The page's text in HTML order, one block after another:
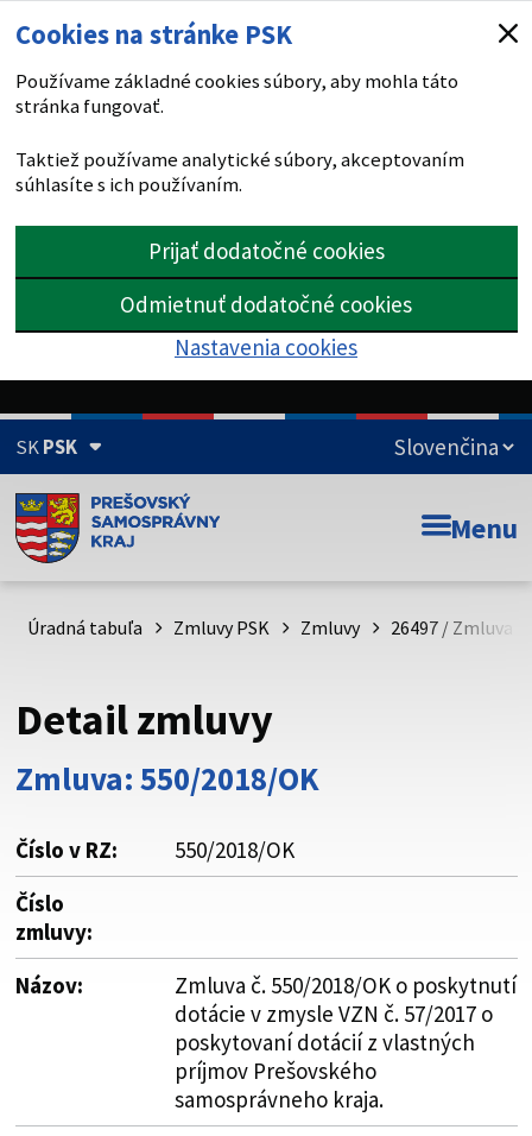
Cookies na stránke PSK
Používame základné cookies súbory, aby mohla táto
stránka fungovať.
Taktiež používame analytické súbory, akceptovaním
súhlasíte s ich používaním.
Prijať dodatočné cookies
Odmietnuť dodatočné cookies
Nastavenia cookies
SKPSK
Doména psk.sk je oficiálna
Toto je oficiálna webová stránka Prešovského
psk.sk.
Buďte pozorní a vždy sa uistite, že zdieľate informácie iba
cez zabezpečenú webovú stránku. Zabezpečená stránka
vždy začína https:// pred názvom domény webového sídla.
Menu
Úradná tabuľa Zmluvy PSK Zmluvy 26497 / Zmluva
Detail zmluvy
Zmluva: 550/2018/OK
Číslo v RZ:
550/2018/OK
Číslo
zmluvy:
Názov:
Zmluva č. 550/2018/OK o poskytnutí
dotácie v zmysle VZN č. 57/2017 o
poskytovaní dotácií z vlastných
príjmov Prešovského
samosprávneho kraja.